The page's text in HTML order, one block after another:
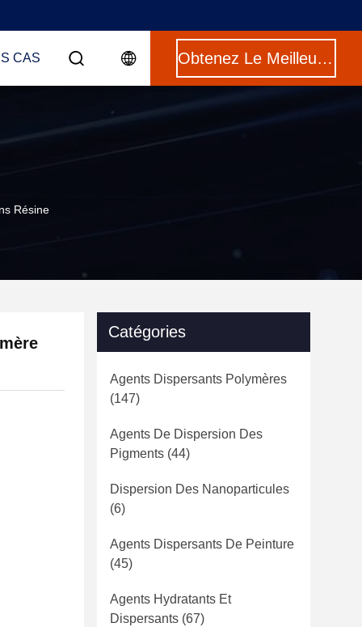
CAS Obtenez Le Meilleur Prix
Résine
Catégories
Agents Dispersants Polymères
(147)
Agents De Dispersion Des
Pigments (44)
Dispersion Des Nanoparticules
(6)
Agents Dispersants De Peinture
(45)
Agents Hydratants Et
Dispersants (67)